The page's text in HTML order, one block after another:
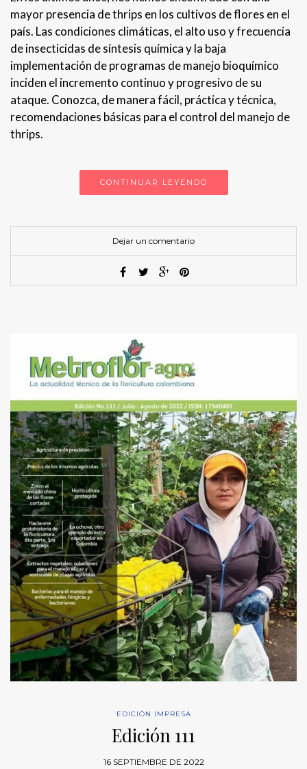
mayor presencia de thrips en los cultivos de flores en el
país. Las condiciones climáticas, el alto uso y frecuencia
de insecticidas de síntesis química y la baja
implementación de programas de manejo bioquímico
inciden el incremento continuo y progresivo de su
ataque. Conozca, de manera fácil, práctica y técnica,
recomendaciones básicas para el control del manejo de
thrips.
CONTINUAR LEYENDO
Dejar un comentario
EDICIÓN IMPRESA
Edición 111
16 SEPTIEMBRE DE 2022